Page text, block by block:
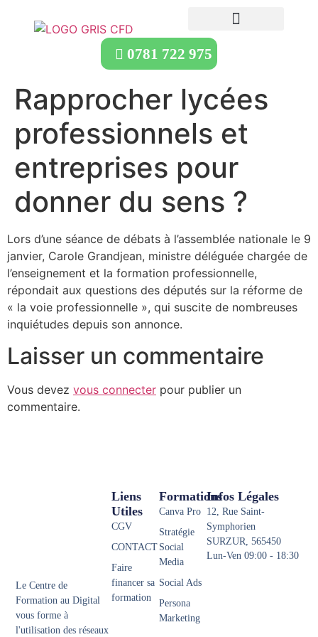
0781 722 975
Rapprocher lycées
professionnels et
entreprises pour
donner du sens ?
Lors d’une séance de débats à l’assemblée nationale le 9
janvier, Carole Grandjean, ministre déléguée chargée de
l’enseignement et la formation professionnelle,
répondait aux questions des députés sur la réforme de
« la voie professionnelle », qui suscite de nombreuses
inquiétudes depuis son annonce.
Laisser un commentaire
Vous devez vous connecter pour publier un
commentaire.
Le Centre de
Formation au Digital
vous forme à
l'utilisation des réseaux
Formations
Canva Pro
Stratégie
Social
Media
Social Ads
Persona
Marketing
Liens
Utiles
CGV
CONTACT
Faire
financer sa
formation
Infos Légales
12, Rue Saint-
Symphorien
SURZUR, 565450
Lun-Ven 09:00 - 18:30